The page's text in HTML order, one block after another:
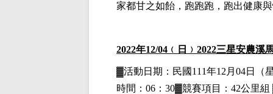
家都甘之如飴，跑跑跑，跑出健康
2022年12/04 ﹙日﹚ 2022三星安農溪
▓活動日期： 民國111年12月04日
（
時間：06：30▓競賽項目：42公里